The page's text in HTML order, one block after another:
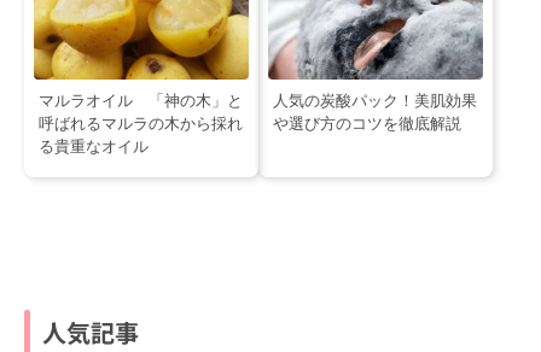
マルラオイル 「神の木」と
呼ばれるマルラの木から採れ
る貴重なオイル
人気の炭酸パック！美肌効果
や選び方のコツを徹底解説
人気記事